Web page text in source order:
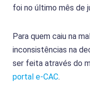
foi no último mês de
Para quem caiu na
inconsistências na
ser feita através do
portal e-CAC.